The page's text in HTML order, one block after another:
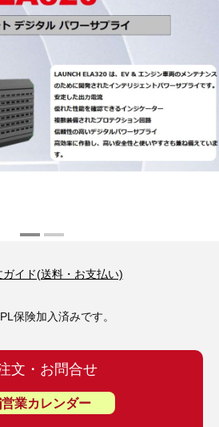
10）
）
4）
&グロープラグ ツール（7）
ール（6）
キット（368）
ガイド(送料・お支払い)
保険加入済みです。
文・お問合せ
営業カレンダー